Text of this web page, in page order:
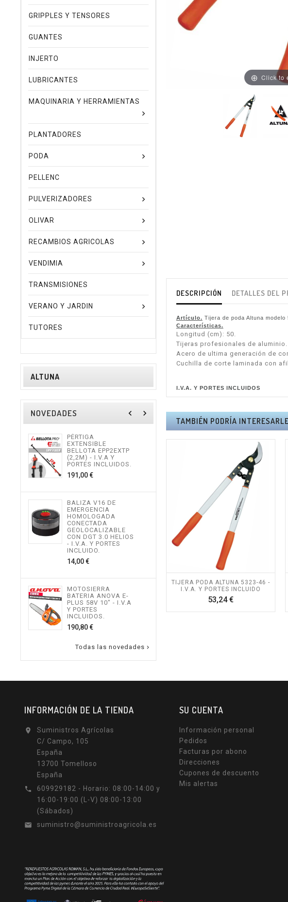
GRIPPLES Y TENSORES
GUANTES
INJERTO
LUBRICANTES
MAQUINARIA Y HERRAMIENTAS
PLANTADORES
PODA
PELLENC
PULVERIZADORES
OLIVAR
RECAMBIOS AGRICOLAS
VENDIMIA
TRANSMISIONES
VERANO Y JARDIN
TUTORES
ALTUNA
NOVEDADES navigate_before navigate_next
PÉRTIGA
EXTENSIBLE
BELLOTA EPP2EXTP
(2,2M) - I.V.A Y
PORTES INCLUIDOS.
191,00 €Precio
BALIZA V16 DE
EMERGENCIA
HOMOLOGADA
CONECTADA
GEOLOCALIZABLE
CON DGT 3.0 HELIOS
- I.V.A. Y PORTES
INCLUIDO.
14,00 €Precio
MOTOSIERRA
BATERIA ANOVA E-
PLUS 58V 10" - I.V.A
Y PORTES
INCLUIDOS.
190,80 €Precio
ALTUNA AB2000 -
Precio
MOTOSIERRA
TELESCÓPICA
ALTUNA AB240 -
I.V.A Y PORTES
INCLUIDOS.
496,10 €Precio
MOTOSIERRA
ALTUNA AF180 -
INCLUIDOS.
217,80 €Precio
Todas las novedades 
Click to
DESCRIPCIÓN DETALLES DEL
Artículo. Tijera de poda Altuna modelo
Características.
Longitud (cm): 50.
Tijeras profesionales de aluminio.
Acero de ultima generación de
Cuchilla de corte laminada con
I.V.A. Y PORTES INCLUIDOS
TAMBIÉN PODRÍA INTERESARLE
TIJERA PODA ALTUNA 5323-46 -
I.V.A. Y PORTES INCLUIDO
53,24 €Precio
INFORMACIÓN DE LA TIENDA

Suministros Agrícolas
C/ Campo, 105
España
13700 Tomelloso
España

609929182 - Horario: 08:00-14:00 y
16:00-19:00 (L-V) 08:00-13:00
(Sábados)

suministro@suministroagricola.es
SU CUENTA
Información personal
Pedidos
Facturas por abono
Direcciones
Cupones de descuento
Mis alertas